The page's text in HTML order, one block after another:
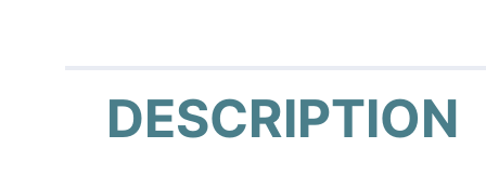
DESCRIPTION